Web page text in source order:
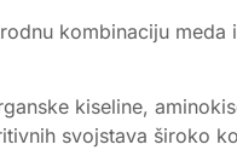
kombinaciju
kiseline,
svojstava široko